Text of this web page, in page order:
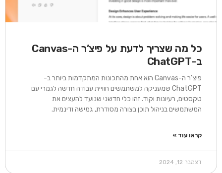
כל מה שצריך לדעת על פיצ’ר ה-Canvas
ב-ChatGPT
פיצ’ר ה-Canvas הוא אחת מהתכונות המתקדמות ביותר ב-
ChatGPT שמעניקה למשתמשים חוויית עבודה חדשה לגמרי עם
טקסטים, רעיונות וקוד. זהו כלי חדשני שנועד להעצים את
המשתמשים בניהול תוכן בצורה מסודרת, גמישה ודינמית.
קראו עוד »
דצמבר 12, 2024